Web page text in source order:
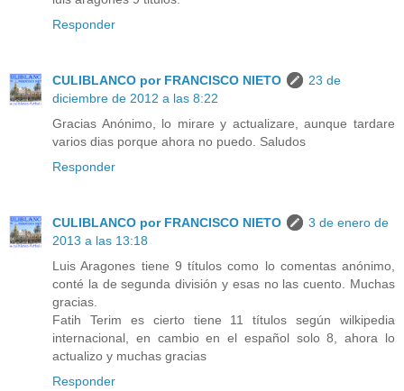
Responder
CULIBLANCO por FRANCISCO NIETO
23 de
diciembre de 2012 a las 8:22
Gracias Anónimo, lo mirare y actualizare, aunque tardare
varios dias porque ahora no puedo. Saludos
Responder
CULIBLANCO por FRANCISCO NIETO
3 de enero de
2013 a las 13:18
Luis Aragones tiene 9 títulos como lo comentas anónimo,
conté la de segunda división y esas no las cuento. Muchas
gracias.
Fatih Terim es cierto tiene 11 títulos según wilkipedia
internacional, en cambio en el español solo 8, ahora lo
actualizo y muchas gracias
Responder